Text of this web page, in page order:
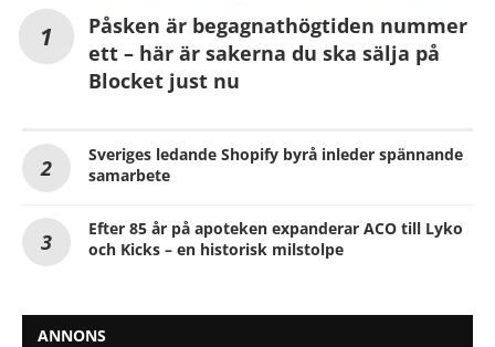
Påsken är begagnathögtiden nummer
ett – här är sakerna du ska sälja på
Blocket just nu
Sveriges ledande Shopify byrå inleder spännande
samarbete
Efter 85 år på apoteken expanderar ACO till Lyko
och Kicks – en historisk milstolpe
ANNONS